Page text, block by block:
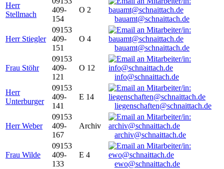
Herr
Stellmach
409-
154
O 2
bauamt@schnaittach.de
Herr Stiegler
09153
409-
151
O 4
bauamt@schnaittach.de
Frau Stöhr
09153
409-
121
O 12
info@schnaittach.de
Herr
Unterburger
09153
409-
141
E 14
liegenschaften@schnaittach.de
Herr Weber
09153
409-
167
Archiv
archiv@schnaittach.de
Frau Wilde
09153
409-
133
E 4
ewo@schnaittach.de